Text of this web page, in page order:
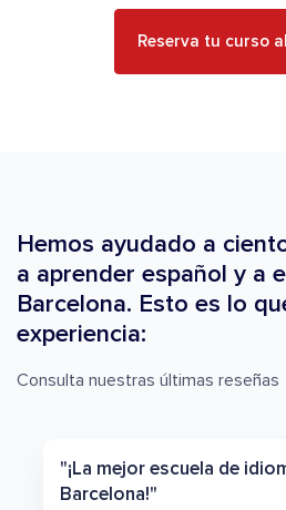
Reserva tu curso
Hemos ayudado a
a aprender español y a
Barcelona. Esto es lo
experiencia:
Consulta nuestras últimas reseñas
"¡La mejor escuela de
Barcelona!"